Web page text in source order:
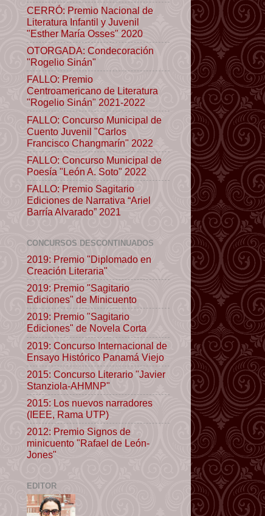
CERRÓ: Premio Nacional de
Literatura Infantil y Juvenil
"Esther María Osses" 2020
OTORGADA: Condecoración
"Rogelio Sinán"
FALLO: Premio
Centroamericano de Literatura
"Rogelio Sinán" 2021-2022
FALLO: Concurso Municipal de
Cuento Juvenil "Carlos
Francisco Changmarín" 2022
FALLO: Concurso Municipal de
Poesía "León A. Soto" 2022
FALLO: Premio Sagitario
Ediciones de Narrativa “Ariel
Barría Alvarado” 2021
CONCURSOS DESCONTINUADOS
2019: Premio "Diplomado en
Creación Literaria"
2019: Premio "Sagitario
Ediciones" de Minicuento
2019: Premio "Sagitario
Ediciones" de Novela Corta
2019: Concurso Internacional de
Ensayo Histórico Panamá Viejo
2015: Concurso Literario "Javier
Stanziola-AHMNP"
2015: Los nuevos narradores
(IEEE, Rama UTP)
2012: Premio Signos de
minicuento "Rafael de León-
Jones"
EDITOR